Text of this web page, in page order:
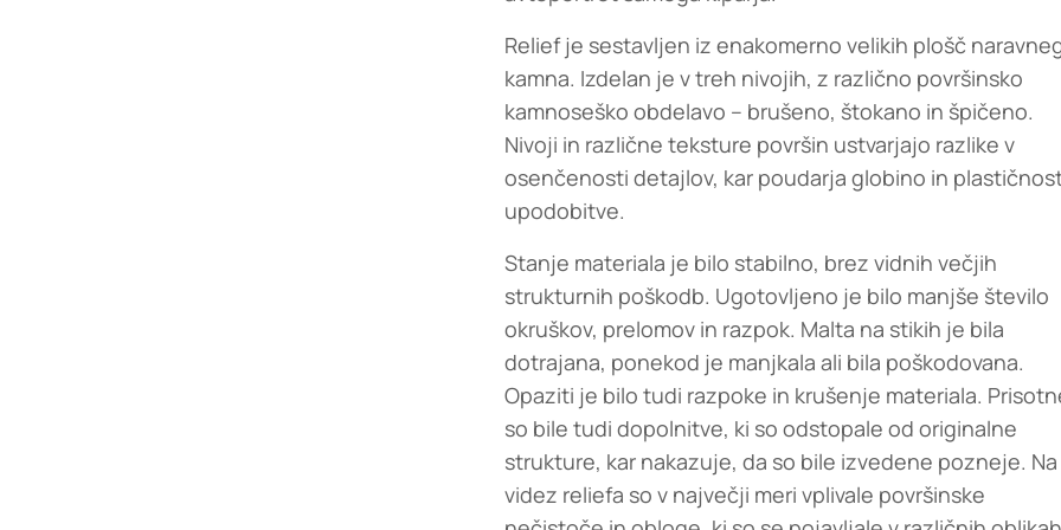
Relief je sestavljen iz enakomerno velikih plošč
kamna. Izdelan je v treh nivojih, z različno površinsko
kamnoseško obdelavo – brušeno, štokano in špičeno.
Nivoji in različne teksture površin ustvarjajo razlike v
osenčenosti detajlov, kar poudarja globino in
upodobitve.
Stanje materiala je bilo stabilno, brez vidnih večjih
strukturnih poškodb. Ugotovljeno je bilo manjše število
okruškov, prelomov in razpok. Malta na stikih je bila
dotrajana, ponekod je manjkala ali bila poškodovana.
Opaziti je bilo tudi razpoke in krušenje materiala.
so bile tudi dopolnitve, ki so odstopale od originalne
strukture, kar nakazuje, da so bile izvedene pozneje. Na
videz reliefa so v največji meri vplivale površinske